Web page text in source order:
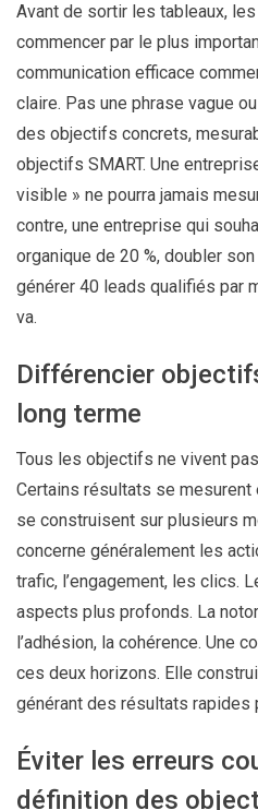
Avant de sortir les tableaux,
commencer par le plus
communication efficace
claire. Pas une phrase vague
des objectifs concrets,
objectifs SMART. Une
visible » ne pourra jamais
contre, une entreprise qui
organique de 20 %, doubler
générer 40 leads qualifiés par
va.
Différencier
long terme
Tous les objectifs ne vivent
Certains résultats se mesurent
se construisent sur plusieurs
concerne généralement les
trafic, l’engagement, les clics.
aspects plus profonds. La
l’adhésion, la cohérence. Une
ces deux horizons. Elle
générant des résultats rapides
Éviter les erreurs
définition des